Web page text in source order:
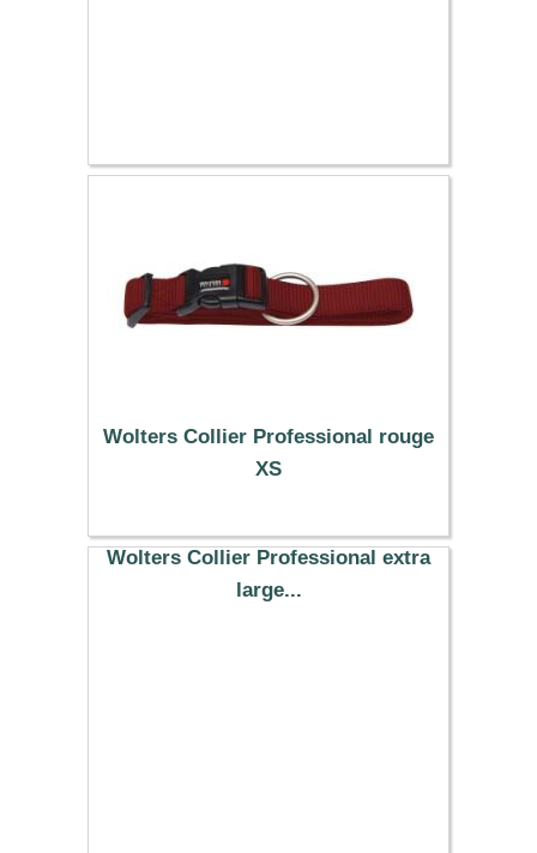
Wolters Collier Professional rouge
XS
6.89 €
Wolters Collier Professional extra
large...